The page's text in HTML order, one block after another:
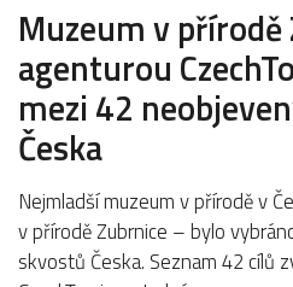
Muzeum v
agenturou
mezi 42
Česka
Nejmladší muzeum v přírodě v
v přírodě Zubrnice – bylo
skvostů Česka. Seznam 42 cílů